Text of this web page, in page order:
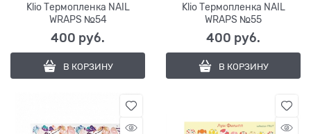
Klio Термопленка NAIL
WRAPS №54
400 руб.
В КОРЗИНУ
Klio Термопленка NAIL
WRAPS №55
400 руб.
В КОРЗИНУ